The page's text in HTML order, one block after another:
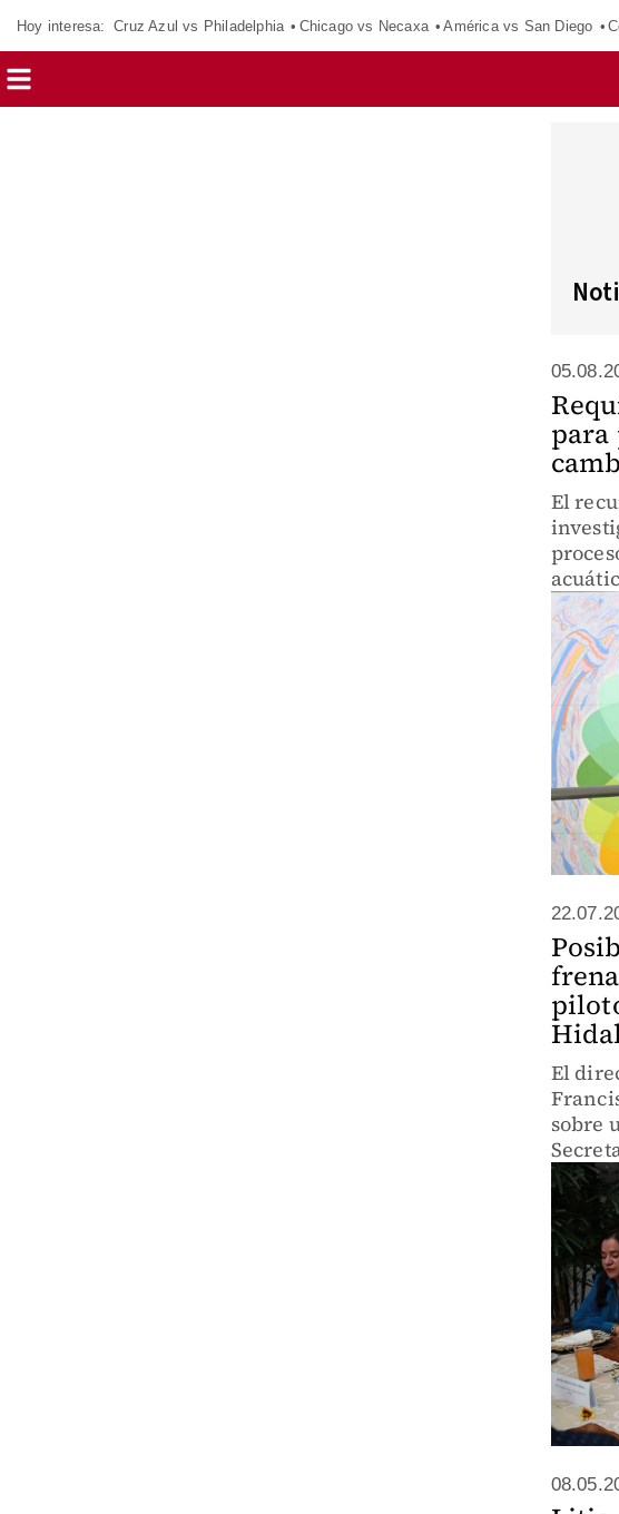
Hoy interesa: Cruz Azul vs Philadelphia Chicago vs Necaxa América vs San Diego
para
El
El
sobre
desde